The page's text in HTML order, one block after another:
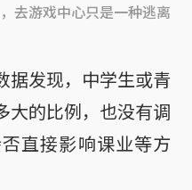
去游戏中心只是一种逃离
据发现，中学生或青
大的比例，也没有调
直接影响课业等方